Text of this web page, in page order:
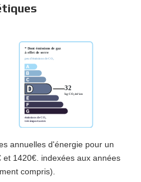
annuelles d'énergie pour un
1420€. indexées aux années
compris).